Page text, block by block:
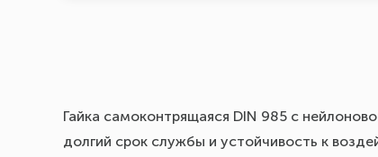
Гайка самоконтрящаяся DIN 985 с
долгий срок службы и устойчивость к